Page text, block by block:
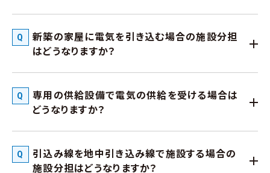
新築の家屋に電気を引き込む場合の施設分担
はどうなりますか？
専用の供給設備で電気の供給を受ける場合は
どうなりますか？
引込み線を地中引き込み線で施設する場合の
施設分担はどうなりますか？